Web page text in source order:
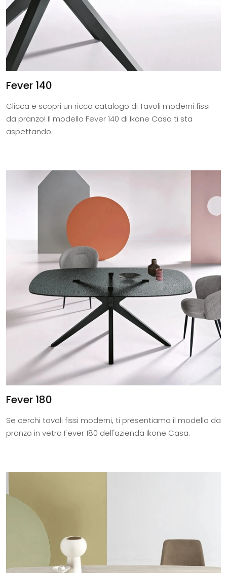
Fever 140
Clicca e scopri un ricco catalogo di Tavoli moderni fissi
da pranzo! Il modello Fever 140 di Ikone Casa ti sta
aspettando.
Fever 180
Se cerchi tavoli fissi moderni, ti presentiamo il modello da
pranzo in vetro Fever 180 dell'azienda Ikone Casa.